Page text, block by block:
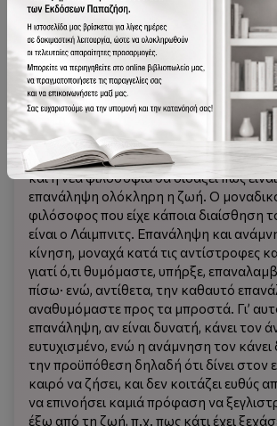
και δεν φεύγεις στο Βερολίνο, εκεί μια
ξαναβρεθεί παλιότερα, να διαπιστώσεις
επανάληψη είναι δυνατή και τι σημαίνει.
παραλύσει σχεδόν μ’ αυτό το πρόβλημα.
πούνε σχετικώς, πρόκειται να παίξει
ρόλο μέσα στη νεώτερη φιλοσοφία·
είναι μια έκφραση αποφασιστική για
«ανάμνηση» στους Έλληνες. Όπως
εκείνοι πως κάθε γνώση είναι μια
και η νέα φιλοσοφία θα διδάξει πως
επανάληψη ολόκληρη η ζωή. Ο
φιλόσοφος που είχε κάποια διαίσθηση
είναι ο Λάιμπνιτς. Επανάληψη και
κίνηση, μοναχά κατά τις αντίστροφες
γιατί ό,τι θυμόμαστε, υπήρξε,
πίσω· ενώ, αντίθετα, την καθαυτό
αναθυμόμαστε προς τα μπροστά. Γι’
επανάληψη, αν είναι δυνατή, κάνει τον
ευτυχισμένο, ενώ η ανάμνηση τον κάνει
την προϋπόθεση δηλαδή ότι δίνει στον
καιρό να ζήσει, και δεν κοιτάζει ευθύς
να επινοήσει καμιά πρόφαση να
έξω από τη ζωή, π.χ. πως κάτι έχει